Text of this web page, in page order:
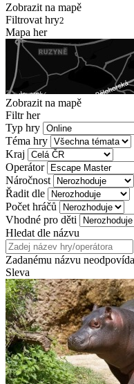
Zobrazit na mapě
Filtrovat hry2
Mapa her
Zobrazit na mapě
Filtr her
Typ hry
Téma hry
Kraj
Operátor
Náročnost
Řadit dle
Počet hráčů
Vhodné pro děti
Hledat dle názvu
Zadanému názvu
Sleva